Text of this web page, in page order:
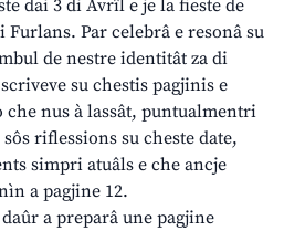
dai 3 di Avrîl e je la fieste de
Furlans. Par celebrâ e resonâ su
de nestre identitât za di
su chestis pagjinis e
nus à lassât, puntualmentri
riflessions su cheste date,
simpri atuâls e che ancje
a pagjine 12.
a preparâ une pagjine